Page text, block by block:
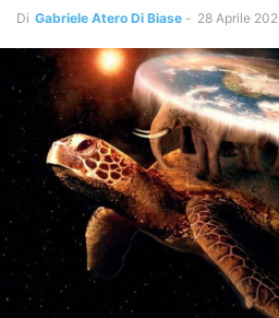
Di Gabriele Atero Di Biase - 28 Aprile